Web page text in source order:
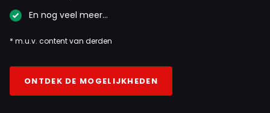
En nog veel meer…
* m.u.v. content van derden
ONTDEK DE MOGELIJKHEDEN